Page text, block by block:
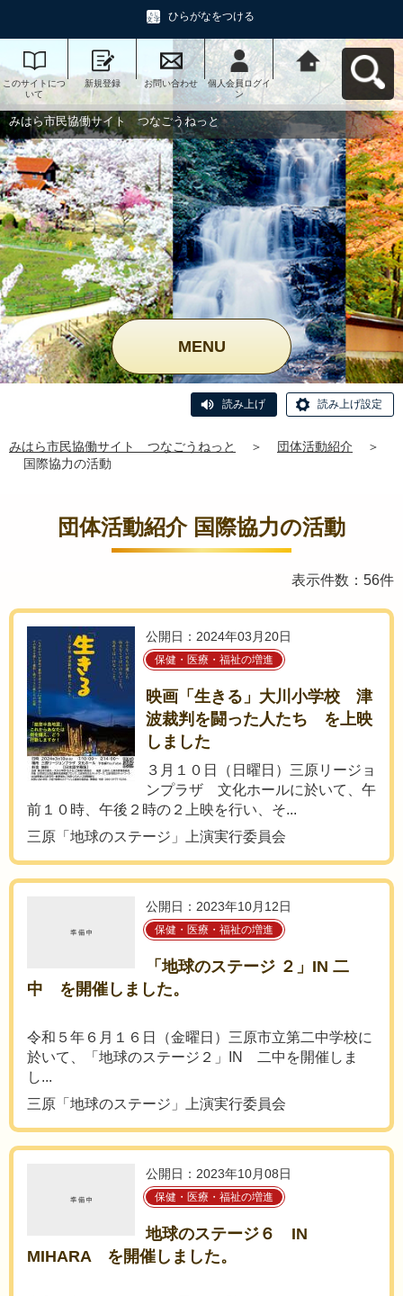
ひらがなをつける
このサイトにつ
いて
新規登録 お問い合わせ
個人会員ログイ
ン
みはら市民協働
サイト つなご
うねっとへ戻る
みはら市民協働サイト つなごうねっと
MENU
読み上げ 読み上げ設定
みはら市民協働サイト つなごうねっと ＞ 団体活動紹介
＞
国際協力の活動
団体活動紹介 国際協力の活動
表示件数：56件
公開日：2024年03月20日
保健・医療・福祉の増進
映画「生きる」大川小学校 津
波裁判を闘った人たち を上映
しました
３月１０日（日曜日）三原リージョ
ンプラザ 文化ホールに於いて、午
前１０時、午後２時の２上映を行い、そ...
三原「地球のステージ」上演実行委員会
公開日：2023年10月12日
保健・医療・福祉の増進
「地球のステージ ２」IN 二
中 を開催しました。
令和５年６月１６日（金曜日）三原市立第二中学校に
於いて、「地球のステージ２」IN 二中を開催しま
し...
三原「地球のステージ」上演実行委員会
公開日：2023年10月08日
保健・医療・福祉の増進
地球のステージ６ IN
MIHARA を開催しました。